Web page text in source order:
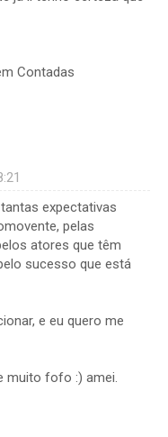
Contadas
expectativas
pelas
atores que têm
sucesso que está
e eu quero me
muito fofo :) amei.